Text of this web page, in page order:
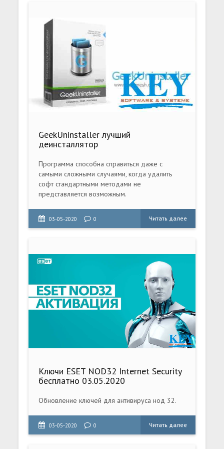
GeekUninstaller лучший
деинсталлятор
Программа способна справиться даже с
самыми сложными случаями, когда удалить
софт стандартными методами не
представляется возможным.
03-05-2020 0 Читать далее
Ключи ESET NOD32 Internet Security
бесплатно 03.05.2020
Обновление ключей для антивируса нод 32.
03-05-2020 0 Читать далее